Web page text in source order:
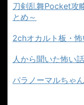
刀剣乱舞Pocket攻
とめ～
2chオカルト板・
人から聞いた怖い
パラノーマルちゃ